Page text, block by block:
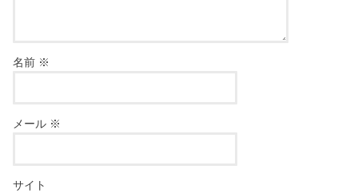
名前 ※
メール ※
サイト